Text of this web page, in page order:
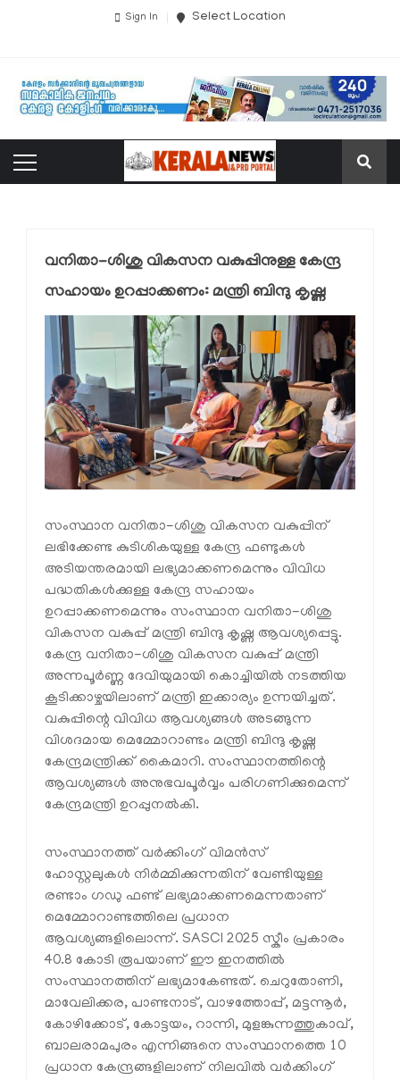
Sign In Select Location
വനിതാ-ശിശു വികസന വകുപ്പിനുള്ള കേന്ദ്ര
സഹായം ഉറപ്പാക്കണം: മന്ത്രി ബിന്ദു കൃഷ്ണ
സംസ്ഥാന വനിതാ-ശിശു വികസന വകുപ്പിന്
ലഭിക്കേണ്ട കുടിശികയുള്ള കേന്ദ്ര ഫണ്ടുകൾ
അടിയന്തരമായി ലഭ്യമാക്കണമെന്നും വിവിധ
പദ്ധതികൾക്കുള്ള കേന്ദ്ര സഹായം
ഉറപ്പാക്കണമെന്നും സംസ്ഥാന വനിതാ-ശിശു
വികസന വകുപ്പ് മന്ത്രി ബിന്ദു കൃഷ്ണ ആവശ്യപ്പെട്ടു.
കേന്ദ്ര വനിതാ-ശിശു വികസന വകുപ്പ് മന്ത്രി
അന്നപൂർണ്ണ ദേവിയുമായി കൊച്ചിയിൽ നടത്തിയ
കൂടിക്കാഴ്ചയിലാണ് മന്ത്രി ഇക്കാര്യം ഉന്നയിച്ചത്.
വകുപ്പിന്റെ വിവിധ ആവശ്യങ്ങൾ അടങ്ങുന്ന
വിശദമായ മെമ്മോറാണ്ടം മന്ത്രി ബിന്ദു കൃഷ്ണ
കേന്ദ്രമന്ത്രിക്ക് കൈമാറി. സംസ്ഥാനത്തിന്റെ
ആവശ്യങ്ങൾ അനുഭവപൂർവ്വം പരിഗണിക്കുമെന്ന്
കേന്ദ്രമന്ത്രി ഉറപ്പുനൽകി.
സംസ്ഥാനത്ത് വർക്കിംഗ് വിമൻസ്
ഹോസ്റ്റലുകൾ നിർമ്മിക്കുന്നതിന് വേണ്ടിയുള്ള
രണ്ടാം ഗഡു ഫണ്ട് ലഭ്യമാക്കണമെന്നതാണ്
മെമ്മോറാണ്ടത്തിലെ പ്രധാന
ആവശ്യങ്ങളിലൊന്ന്. SASCI 2025 സ്കീം പ്രകാരം
40.8 കോടി രൂപയാണ് ഈ ഇനത്തിൽ
സംസ്ഥാനത്തിന് ലഭ്യമാകേണ്ടത്. ചെറുതോണി,
മാവേലിക്കര, പാണ്ടനാട്, വാഴത്തോപ്പ്, മട്ടന്നൂർ,
കോഴിക്കോട്, കോട്ടയം, റാന്നി, മുളങ്കുന്നത്തുകാവ്,
ബാലരാമപുരം എന്നിങ്ങനെ സംസ്ഥാനത്തെ 10
പ്രധാന കേന്ദ്രങ്ങളിലാണ് നിലവിൽ വർക്കിംഗ്